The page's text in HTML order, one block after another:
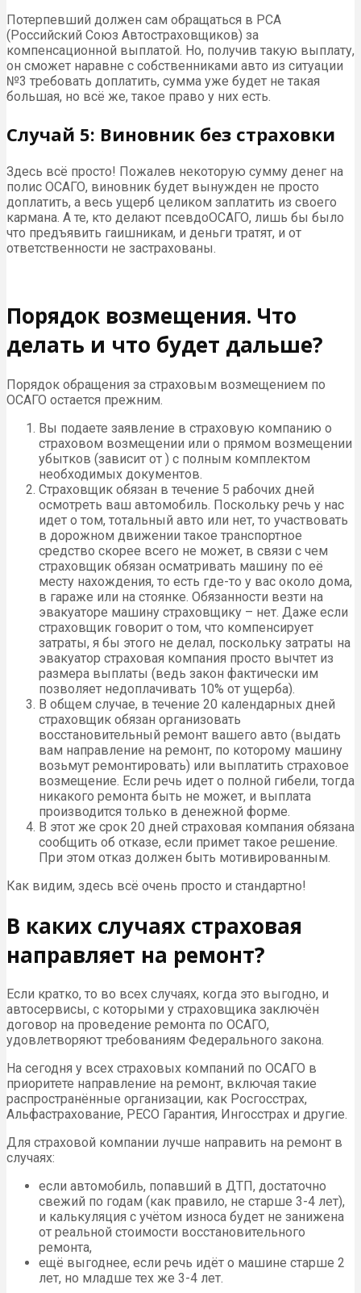
Потерпевший должен сам обращаться в РСА
(Российский Союз Автостраховщиков) за
компенсационной выплатой. Но, получив такую выплату,
он сможет наравне с собственниками авто из ситуации
№3 требовать доплатить, сумма уже будет не такая
большая, но всё же, такое право у них есть.
Случай 5: Виновник без страховки
Здесь всё просто! Пожалев некоторую сумму денег на
полис ОСАГО, виновник будет вынужден не просто
доплатить, а весь ущерб целиком заплатить из своего
кармана. А те, кто делают псевдоОСАГО, лишь бы было
что предъявить гаишникам, и деньги тратят, и от
ответственности не застрахованы.
Порядок возмещения. Что
делать и что будет дальше?
Порядок обращения за страховым возмещением по
ОСАГО остается прежним.
Вы подаете заявление в страховую компанию о
страховом возмещении или о прямом возмещении
убытков (зависит от ) с полным комплектом
необходимых документов.
Страховщик обязан в течение 5 рабочих дней
осмотреть ваш автомобиль. Поскольку речь у нас
идет о том, тотальный авто или нет, то участвовать
в дорожном движении такое транспортное
средство скорее всего не может, в связи с чем
страховщик обязан осматривать машину по её
месту нахождения, то есть где-то у вас около дома,
в гараже или на стоянке. Обязанности везти на
эвакуаторе машину страховщику – нет. Даже если
страховщик говорит о том, что компенсирует
затраты, я бы этого не делал, поскольку затраты на
эвакуатор страховая компания просто вычтет из
размера выплаты (ведь закон фактически им
позволяет недоплачивать 10% от ущерба).
В общем случае, в течение 20 календарных дней
страховщик обязан организовать
восстановительный ремонт вашего авто (выдать
вам направление на ремонт, по которому машину
возьмут ремонтировать) или выплатить страховое
возмещение. Если речь идет о полной гибели, тогда
никакого ремонта быть не может, и выплата
производится только в денежной форме.
В этот же срок 20 дней страховая компания обязана
сообщить об отказе, если примет такое решение.
При этом отказ должен быть мотивированным.
Как видим, здесь всё очень просто и стандартно!
В каких случаях страховая
направляет на ремонт?
Если кратко, то во всех случаях, когда это выгодно, и
автосервисы, с которыми у страховщика заключён
договор на проведение ремонта по ОСАГО,
удовлетворяют требованиям Федерального закона.
На сегодня у всех страховых компаний по ОСАГО в
приоритете направление на ремонт, включая такие
распространённые организации, как Росгосстрах,
Альфастрахование, РЕСО Гарантия, Ингосстрах и другие.
Для страховой компании лучше направить на ремонт в
случаях:
если автомобиль, попавший в ДТП, достаточно
свежий по годам (как правило, не старше 3-4 лет),
и калькуляция с учётом износа будет не занижена
от реальной стоимости восстановительного
ремонта,
ещё выгоднее, если речь идёт о машине старше 2
лет, но младше тех же 3-4 лет.